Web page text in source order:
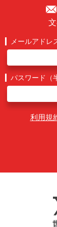
メールアドレ
パスワード（
利用規